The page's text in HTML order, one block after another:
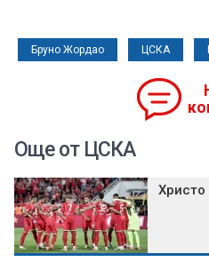
Бруно Жордао ЦСКА
Още от ЦСКА